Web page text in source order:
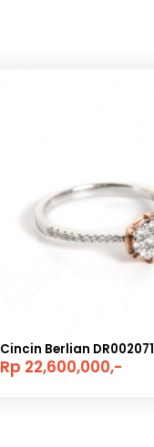
Cincin Berlian DR002071
Rp 22,600,000,-